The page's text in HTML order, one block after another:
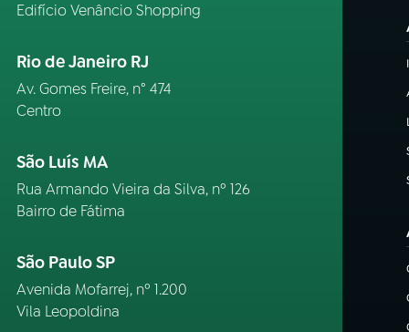
Edifício Venâncio Shopping
Rio de Janeiro RJ
Av. Gomes Freire, n° 474
Centro
São Luís MA
Rua Armando Vieira da Silva, nº 126
Bairro de Fátima
São Paulo SP
Avenida Mofarrej, nº 1.200
Vila Leopoldina